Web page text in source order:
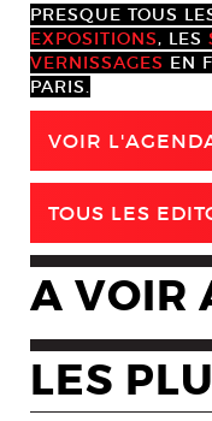
PRESQUE TOUS
EXPOSITIONS, LES
VERNISSAGES EN
PARIS.
VOIR
TOUS LES
A VOIR
LES